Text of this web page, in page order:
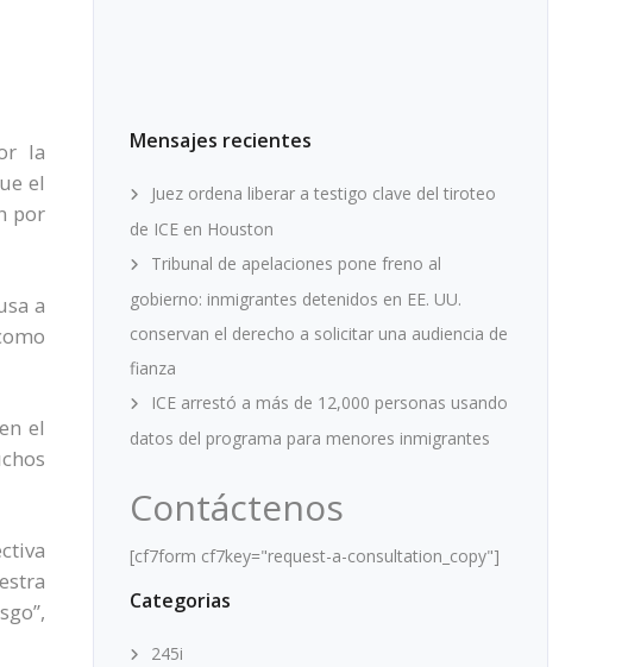
la
el
por
a
el
Mensajes recientes
Juez ordena liberar a testigo clave del tiroteo
de ICE en Houston
Tribunal de apelaciones pone freno al
gobierno: inmigrantes detenidos en EE. UU.
conservan el derecho a solicitar una audiencia de
fianza
ICE arrestó a más de 12,000 personas usando
datos del programa para menores inmigrantes
Contáctenos
[cf7form cf7key="request-a-consultation_copy"]
Categorias
245i